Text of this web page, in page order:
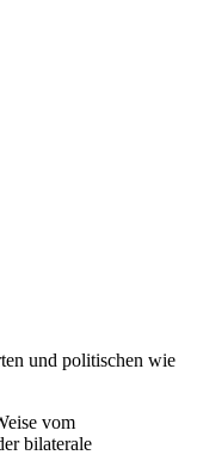
und politischen wie
vom
bilaterale